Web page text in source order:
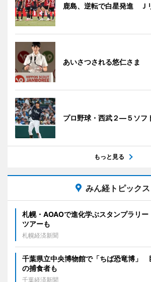
鹿島、逆転で白星発進 Ｊ
あいさつされる悠仁さま
プロ野球・西武２―５ソフ
もっと見る
みん経トピックス
札幌・AOAOで進化学ぶスタンプラリ
ツアーも
札幌経済新聞
千葉県立中央博物館で「ちば恐竜博」
の捕食者も
千葉経済新聞